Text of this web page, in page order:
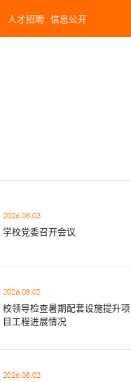
人才招聘 信息公开
2026.08.03
学校党委召开会议
2026.08.02
校领导检查暑期配套设施提升项
目工程进展情况
2026.08.02